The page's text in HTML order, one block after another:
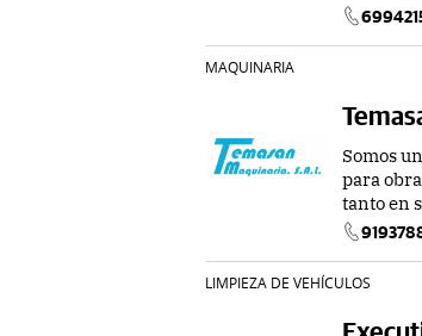
MAQUINARIA
Somos
para
tanto en
LIMPIEZA DE VEHÍCULOS